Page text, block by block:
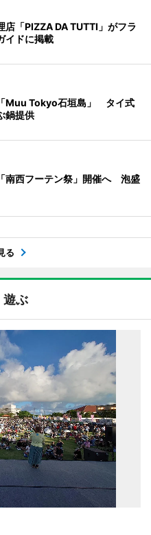
店「PIZZA DA TUTTI」がフラ
イドに掲載
Muu Tokyo石垣島」 タイ式
鍋提供
南西フーテン祭」開催へ 泡盛
る
遊ぶ